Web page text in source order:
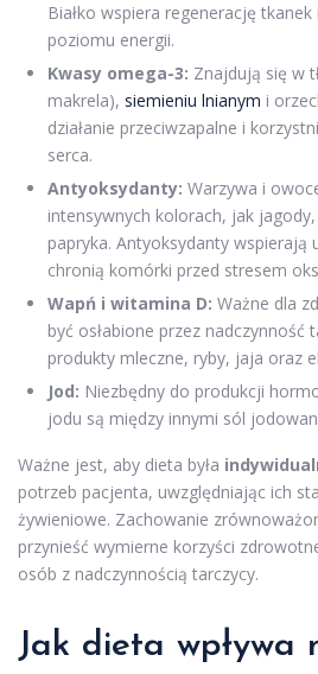
Białko wspiera regenerację
poziomu energii.
Kwasy omega-3: Znajdują się w
makrela), siemieniu lnianym i
działanie przeciwzapalne i
serca.
Antyoksydanty: Warzywa i
intensywnych kolorach, jak
papryka. Antyoksydanty wspierają
chronią komórki przed stresem
Wapń i witamina D: Ważne dla
być osłabione przez nadczynność
produkty mleczne, ryby, jaja oraz
Jod: Niezbędny do produkcji
jodu są między innymi sól
Ważne jest, aby dieta była
potrzeb pacjenta, uwzględniając ich
żywieniowe. Zachowanie
przynieść wymierne korzyści
osób z nadczynnością tarczycy.
Jak dieta wpływa